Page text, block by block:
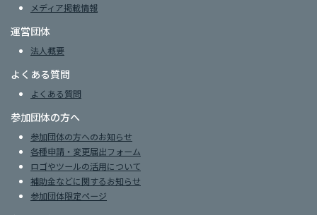
メディア掲載情報
運営団体
法人概要
よくある質問
よくある質問
参加団体の方へ
参加団体の方へのお知らせ
各種申請・変更届出フォーム
ロゴやツールの活用について
補助金などに関するお知らせ
参加団体限定ページ